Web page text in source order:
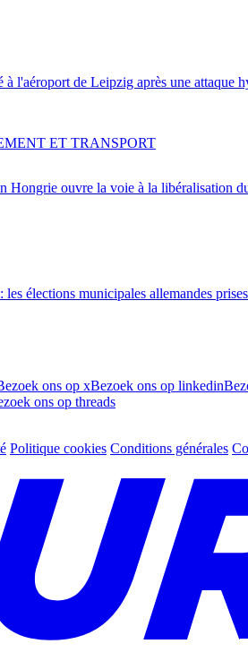
l'aéroport de Leipzig après une attaque
Hongrie ouvre la voie à la libéralisation
ET TRANSPORT
les élections municipales allemandes
ons op xBezoek ons op linkedin
ons op threads
Politique cookies Conditions générales